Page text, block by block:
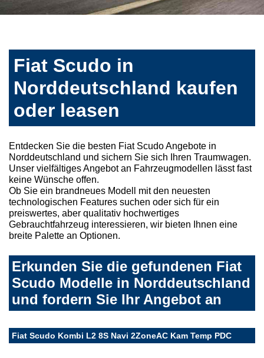
Fiat Scudo in
Norddeutschland kaufen
oder leasen
Entdecken Sie die besten Fiat Scudo Angebote in
Norddeutschland und sichern Sie sich Ihren Traumwagen.
Unser vielfältiges Angebot an Fahrzeugmodellen lässt fast
keine Wünsche offen.
Ob Sie ein brandneues Modell mit den neuesten
technologischen Features suchen oder sich für ein
preiswertes, aber qualitativ hochwertiges
Gebrauchtfahrzeug interessieren, wir bieten Ihnen eine
breite Palette an Optionen.
Erkunden Sie die gefundenen Fiat
Scudo Modelle in Norddeutschland
und fordern Sie Ihr Angebot an
Fiat Scudo Kombi L2 8S Navi 2ZoneAC Kam Temp PDC